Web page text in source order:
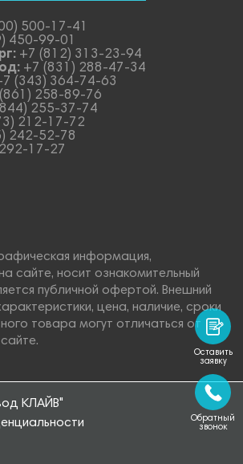
500-17-41
450-99-01
+7 (812) 313-23-94
+7 (831) 288-47-34
(343) 364-74-63
258-89-76
255-37-74
212-17-72
242-52-78
17-27
информация,
сайте, носит ознакомительный
публичной офертой. Внешний
цена, наличие, сроки
товара могут отличаться от
КЛАЙВ"
Оставить
заявку
Обратный
звонок